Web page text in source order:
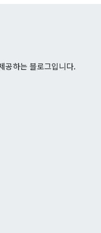
공하는 블로그입니다.